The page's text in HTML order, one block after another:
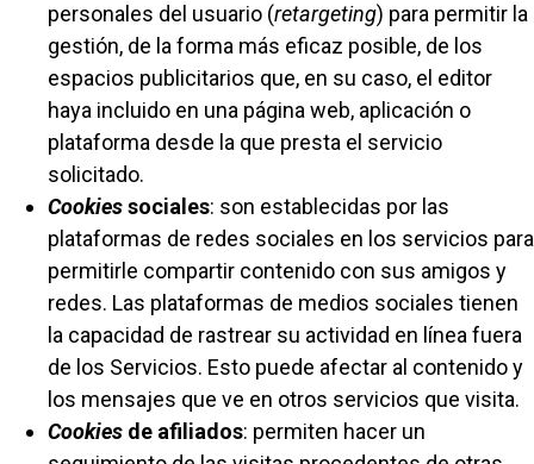
personales del usuario (retargeting) para permitir la
gestión, de la forma más eficaz posible, de los
espacios publicitarios que, en su caso, el editor
haya incluido en una página web, aplicación o
plataforma desde la que presta el servicio
solicitado.
Cookiessociales: son establecidas por las
plataformas de redes sociales en los servicios para
permitirle compartir contenido con sus amigos y
redes. Las plataformas de medios sociales tienen
la capacidad de rastrear su actividad en línea fuera
de los Servicios. Esto puede afectar al contenido y
los mensajes que ve en otros servicios que visita.
Cookies de afiliados: permiten hacer un